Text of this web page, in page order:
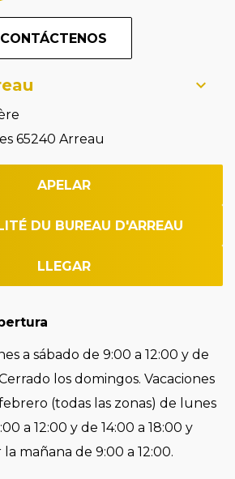
CONTÁCTENOS
65240 Arreau
APELAR
DU BUREAU D'ARREAU
LLEGAR
a sábado de 9:00 a 12:00 y de
los domingos. Vacaciones
(todas las zonas) de lunes
a 12:00 y de 14:00 a 18:00 y
mañana de 9:00 a 12:00.